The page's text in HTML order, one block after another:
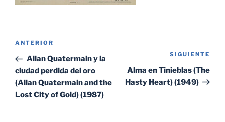
Navegación
entradas
Entrada
anterior:
ANTERIOR
Allan Quatermain y la
ciudad perdida del oro
(Allan Quatermain and the
Lost City of Gold) (1987)
SIGUIENTE
Alma en Tinieblas (The
Hasty Heart) (1949)